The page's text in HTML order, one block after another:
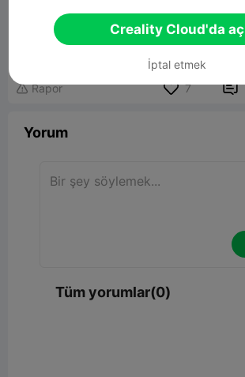
Flexi Crocodile
45.94MB İlgili 3D Model
 Rapor 7 
Yorum
Tüm yorumlar(0)
Creality Cloud'da aç
İptal etmek